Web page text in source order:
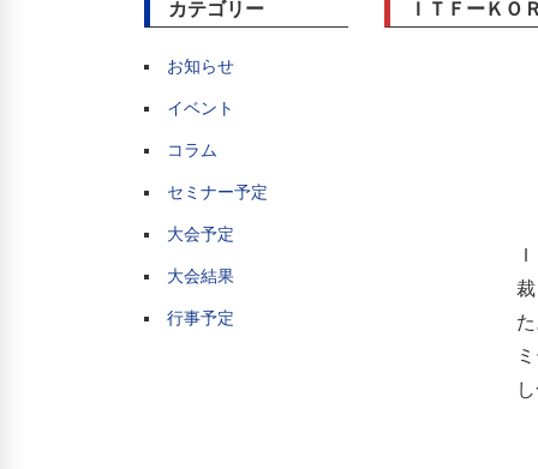
カテゴリー
お知らせ
イベント
コラム
セミナー予定
大会予定
大会結果
行事予定
ＩＴＦーＫＯ